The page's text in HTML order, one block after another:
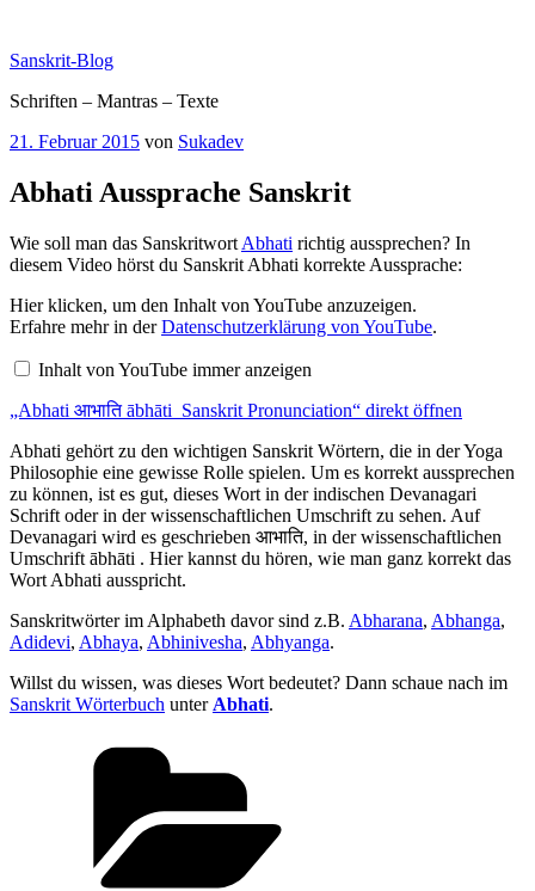
springen
Sanskrit-Blog
Schriften – Mantras – Texte
Veröffentlicht
21. Februar 2015 von Sukadev
Abhati Aussprache Sanskrit
Wie soll man das Sanskritwort Abhati richtig aussprechen? In
diesem Video hörst du Sanskrit Abhati korrekte Aussprache:
„Abhati
आभाति
Sanskrit
Pronunciation“
YouTube
Hier klicken, um den Inhalt von YouTube anzuzeigen.
Erfahre mehr in derDatenschutzerklärung von YouTube.
Inhalt von YouTube immer anzeigen
„Abhati आभाति ābhāti Sanskrit Pronunciation“ direkt öffnen
Abhati gehört zu den wichtigen Sanskrit Wörtern, die in der Yoga
Philosophie eine gewisse Rolle spielen. Um es korrekt aussprechen
zu können, ist es gut, dieses Wort in der indischen Devanagari
Schrift oder in der wissenschaftlichen Umschrift zu sehen. Auf
Devanagari wird es geschrieben आभाति, in der wissenschaftlichen
Umschrift ābhāti . Hier kannst du hören, wie man ganz korrekt das
Wort Abhati ausspricht.
Sanskritwörter im Alphabeth davor sind z.B. Abharana, Abhanga,
Adidevi, Abhaya, Abhinivesha, Abhyanga.
Willst du wissen, was dieses Wort bedeutet? Dann schaue nach im
Sanskrit Wörterbuch unter Abhati.